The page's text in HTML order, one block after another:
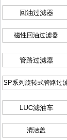
回油过滤器
磁性回油过滤器
管路过滤器
SP系列旋转式管路过
LUC滤油车
清洁盖